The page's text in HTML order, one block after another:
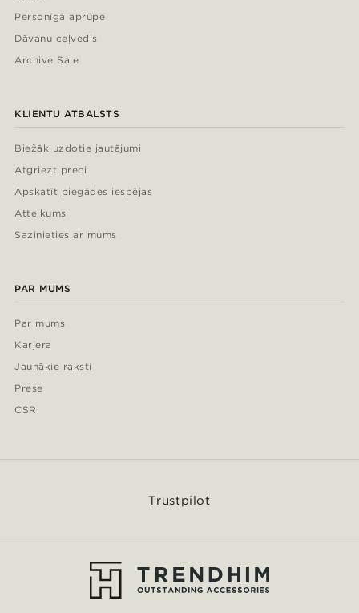
Personīgā aprūpe
Dāvanu ceļvedis
Archive Sale
KLIENTU ATBALSTS
Biežāk uzdotie jautājumi
Atgriezt preci
Apskatīt piegādes iespējas
Atteikums
Sazinieties ar mums
PAR MUMS
Par mums
Karjera
Jaunākie raksti
Prese
CSR
Trustpilot